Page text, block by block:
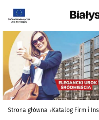
Strona główna Katalog Firm i